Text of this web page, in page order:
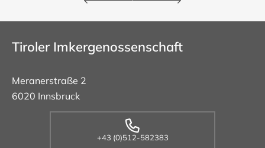
Tiroler Imkergenossenschaft
Meranerstraße 2
6020 Innsbruck
+43 (0)512-582383